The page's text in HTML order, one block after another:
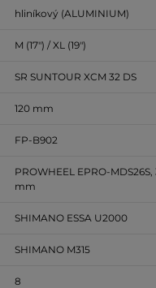
hliníkový (ALUMINIUM)
M (17") / XL (19")
SR SUNTOUR XCM 32 DS
120 mm
FP-B902
PROWHEEL EPRO-MDS26S,
mm
SHIMANO ESSA U2000
SHIMANO M315
8